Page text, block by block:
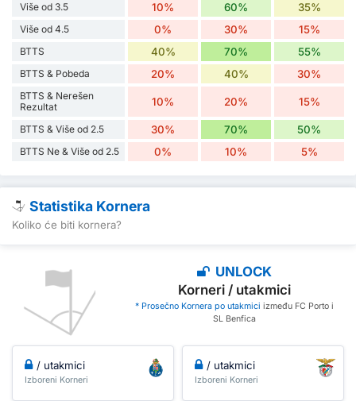
Više od 3.5 10% 60% 35%
Više od 4.5 0% 30% 15%
BTTS 40% 70% 55%
BTTS & Pobeda 20% 40% 30%
BTTS & Nerešen
Rezultat
10% 20% 15%
BTTS & Više od 2.5 30% 70% 50%
BTTS Ne & Više od 2.5 0% 10% 5%
Statistika Kornera
Koliko će biti kornera?
UNLOCK
Korneri / utakmici
* Prosečno Kornera po utakmiciizmeđu FC Porto i
SL Benfica
/ utakmici
Izboreni Korneri
/ utakmici
Izboreni Korneri